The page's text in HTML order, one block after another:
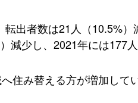
出者数は21人（10.5%
少し、2021年には177人
み替える方が増加して